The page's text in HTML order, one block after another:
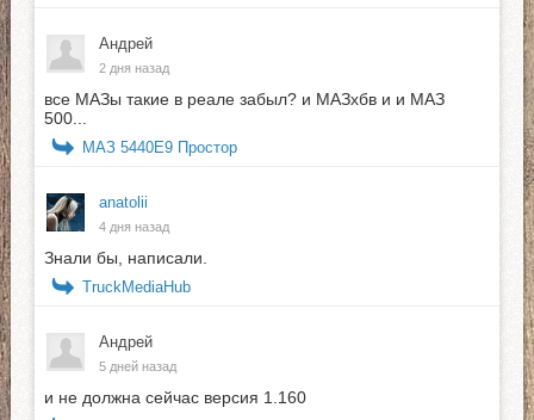
Андрей
2 дня назад
все МАЗы такие в реале забыл? и МАЗхбв и и МАЗ
500...
МАЗ 5440E9 Простор
anatolii
4 дня назад
Знали бы, написали.
TruckMediaHub
Андрей
5 дней назад
и не должна сейчас версия 1.160